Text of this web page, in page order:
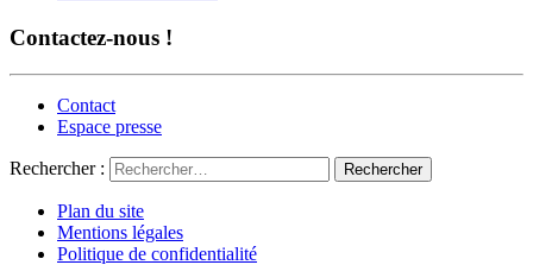
Contactez-nous !
Contact
Espace presse
Rechercher :
Plan du site
Mentions légales
Politique de confidentialité